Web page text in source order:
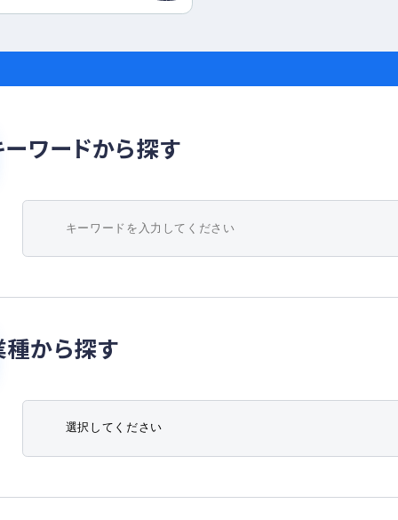
慮した健康経営と、プロフェッショ
ワードから探す
種から探す